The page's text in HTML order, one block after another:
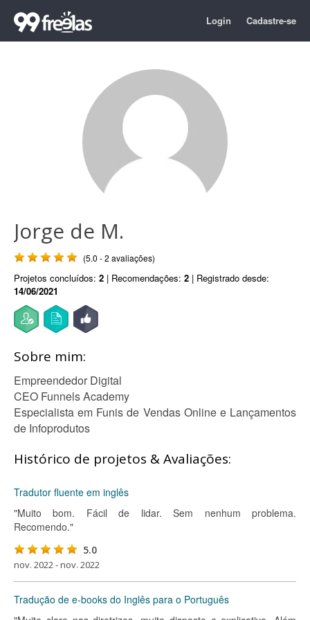
Login Cadastre-se
Jorge de M.
(5.0 - 2 avaliações)
Projetos concluídos: 2 | Recomendações: 2 | Registrado desde:
14/06/2021
Sobre mim:
Empreendedor Digital
CEO Funnels Academy
Especialista em Funis de Vendas Online e Lançamentos
de Infoprodutos
Histórico de projetos & Avaliações:
Tradutor fluente em inglês
"Muito bom. Fácil de lidar. Sem nenhum problema.
Recomendo."
5.0
nov. 2022 - nov. 2022
Tradução de e-books do Inglês para o Português